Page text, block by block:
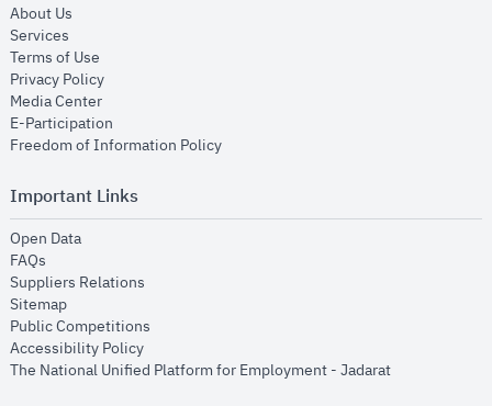
About Us
Services
Terms of Use
Privacy Policyopens in new window
Media Centeropens in new window
E-Participation
Freedom of Information Policyopens in new window
Important Links
Open Dataopens in new window
FAQs
Suppliers Relations
Sitemapopens in new window
Public Competitions
Accessibility Policyopens in new window
The National Unified Platform for Employment - Jadaratopens in new